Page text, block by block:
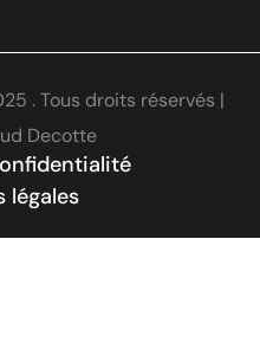
. Tous droits réservés |
Decotte
légales